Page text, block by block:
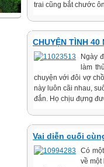
trai cũng bắt chước
CHUYỆN TÌNH 40
Ngày
làm
chuyện với đôi vợ
này luôn cãi nhau,
đắn. Họ chịu đựng
Vai diễn cuối
Có
về một